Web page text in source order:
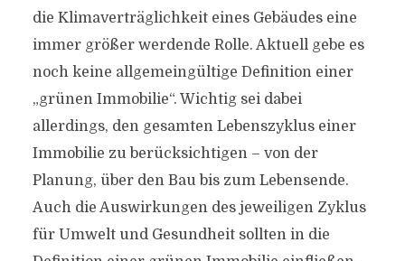
die Klimaverträglichkeit eines Gebäudes eine
immer größer werdende Rolle. Aktuell gebe es
noch keine allgemeingültige Definition einer
„grünen Immobilie“. Wichtig sei dabei
allerdings, den gesamten Lebenszyklus einer
Immobilie zu berücksichtigen – von der
Planung, über den Bau bis zum Lebensende.
Auch die Auswirkungen des jeweiligen Zyklus
für Umwelt und Gesundheit sollten in die